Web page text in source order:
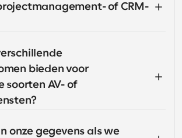
of CRM-
bieden voor
soorten AV- of
onze gegevens als we